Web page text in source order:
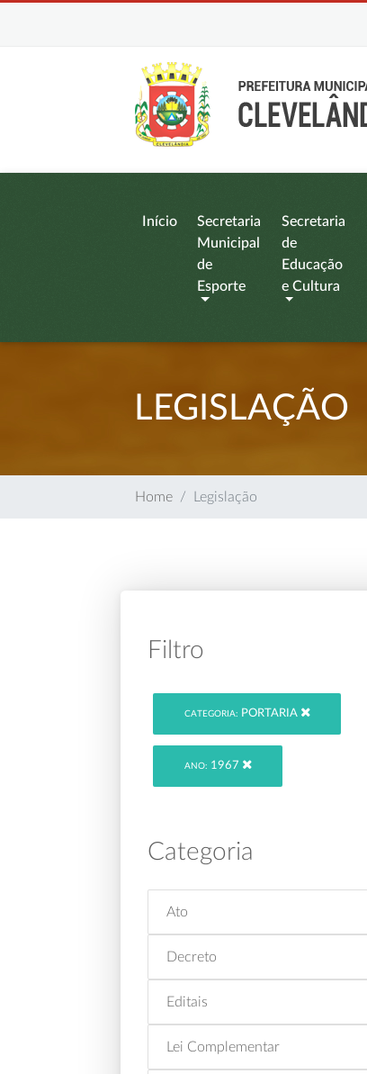
Início
Secretaria
Municipal
de
Esporte
Secretaria
de
Educação
e Cultura
LEGISLAÇÃO
Home Legislação
Filtro
CATEGORIA: PORTARIA
ANO: 1967
Categoria
Ato
Decreto
Editais
Lei Complementar